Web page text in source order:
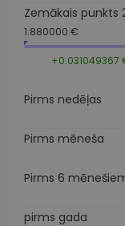
Zemākais punkts
1.880000 €
+0.031049367
Pirms nedēļas
Pirms mēneša
Pirms 6
pirms gada